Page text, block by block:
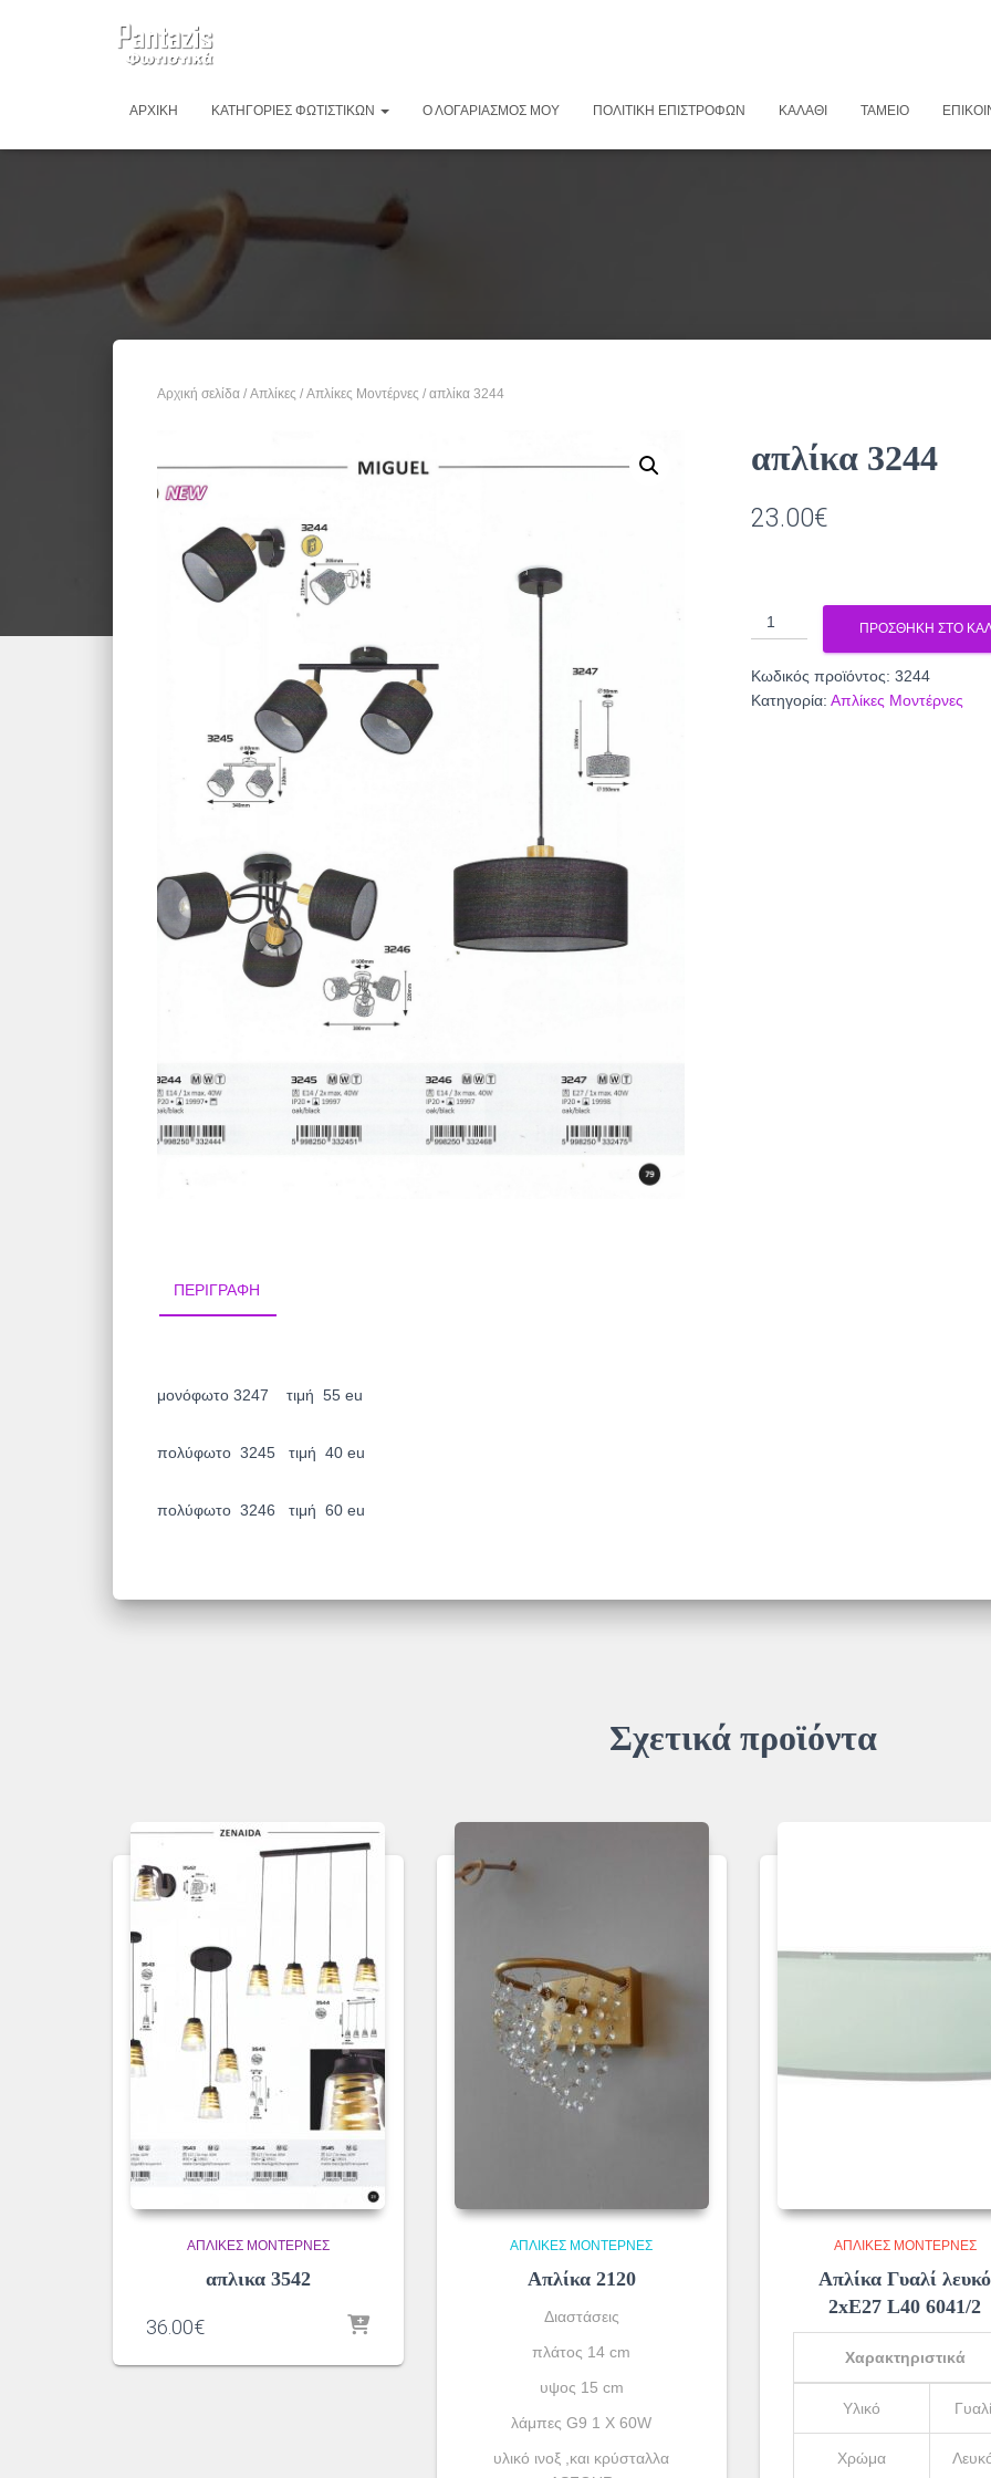
ΑΡΧΙΚΉ ΚΑΤΗΓΟΡΊΕΣ ΦΩΤΙΣΤΙΚΏΝ Ο ΛΟΓΑΡΙΑΣΜΌΣ ΜΟΥ ΠΟΛΙΤΙΚΉ ΕΠΙΣΤΡΟΦΏΝ ΚΑΛΆΘΙ ΤΑΜΕΊΟ
Αρχική σελίδα / Απλίκες / Απλίκες Μοντέρνες / απλίκα 3244
απλίκα 3244
23.00€
απλίκα
3244
ΠΡΟΣΘΉΚΗ ΣΤΟ
Κωδικός προϊόντος: 3244
Κατηγορία: Απλίκες Μοντέρνες
ΠΕΡΙΓΡΑΦΉ
μονόφωτο 3247 τιμή 55 eu
πολύφωτο 3245 τιμή 40 eu
πολύφωτο 3246 τιμή 60 eu
Σχετικά προϊόντα
ΑΠΛΊΚΕΣ ΜΟΝΤΈΡΝΕΣ
απλικα 3542
36.00€
ΑΠΛΊΚΕΣ ΜΟΝΤΈΡΝΕΣ
Απλίκα 2120
Διαστάσεις
πλάτος 14 cm
υψος 15 cm
λάμπες G9 1 X 60W
υλικό ινοξ ,και κρύσταλλα
ΑΠΛΊΚΕΣ ΜΟΝΤΈΡΝΕΣ
Απλίκα Γυαλί λευκό
2xE27 L40 6041/2
Χαρακτηριστικά
Υλικό Γυαλί
Χρώμα